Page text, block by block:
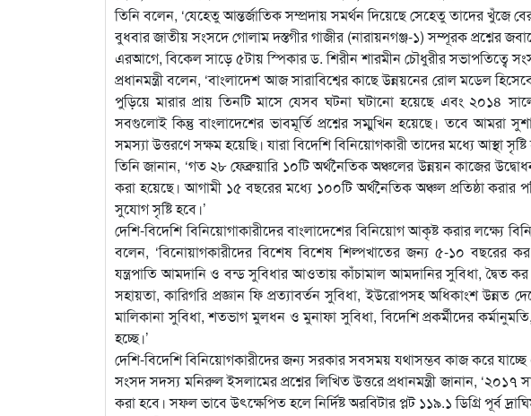
তিনি বলেন, ‘যেহেতু আন্তর্জাতিক সম্প্রদায় সমর্থন দিয়েছে সেহেতু তাদের খুঁজে
বুধবার জাতীয় সংসদে গোলাম দস্তগীর গাজীর (নারায়নগঞ্জ-১) সম্পূরক প্রশ্নের
এরআগে, বিকেল সাড়ে ৫টায় স্পিকার ড. শিরীন শারমীন চৌধুরীর সভাপতিত্বে
প্রধানমন্ত্রী বলেন, ‘বাংলাদেশ আজ সারাবিশ্বের কাছে উন্নয়নের রোল মডেল
পুড়িয়ে মারার প্রায় তিনটি মাসে যেসব ঘটনা ঘটানো হয়েছে এবং ২০১৪ সালে
সবগুলোই কিন্তু বাংলাদেশের ভাবমূর্তি প্রশ্নের সম্মুখিন হয়েছে। তবে আমরা
সমস্যা উত্তরণে সক্ষম হয়েছি। যারা বিদেশি বিনিয়োগকারী তাদের মধ্যে আস্থা সৃষ্টি
তিনি জানান, ‘গত ২৮ ফেব্রুয়ারি ১০টি অর্থনৈতিক অঞ্চলের উন্নয়ন কাজের
করা হয়েছে। আগামী ১৫ বছরের মধ্যে ১০০টি অর্থনৈতিক অঞ্চল প্রতিষ্ঠা করার
সুযোগ সৃষ্টি হবে।’
দেশি-বিদেশি বিনিয়োগাকারীদের বাংলাদেশের বিনিয়োগ আকৃষ্ট করার লক্ষ্যে
বলেন, ‘বিনোয়াগকারীদের বিশেষ বিশেষ শিল্পখাতের জন্য ৫-১০ বছরের
যন্ত্রপাতি আমদানি ও বন্ড সুবিধার আওতায় কাঁচামাল আমদানির সুবিধা, দ্বৈত কর
সহায়তা, কারিগরি প্রজ্ঞান ফি প্রত্যাবর্তন সুবিধা, ইউরোপসহ অধিকাংশ উন্নত
মালিকানা সুবিধা, শতভাগ মুলধন ও মুনাফা সুবিধা, বিদেশি প্রকর্মীদের
হচ্ছে।’
দেশি-বিদেশি বিনিয়োগকারীদের জন্য সরকার সবসময় যথাসম্ভব কাজ করে
সংসদ সদস্য মনিরুল ইসলামের প্রশ্নের লিখিত উত্তরে প্রধানমন্ত্রী জানান, ‘২০১৭
করা হবে। সফল ভাবে উৎক্ষেপিত হলে নির্দিষ্ট অরবিটার প্লট ১১৯.১ ডিগ্রি পূর্ব